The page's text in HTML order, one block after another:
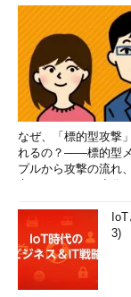
なぜ、「標的型攻撃
れるの？――標的型
プルから攻撃の流れ
3)